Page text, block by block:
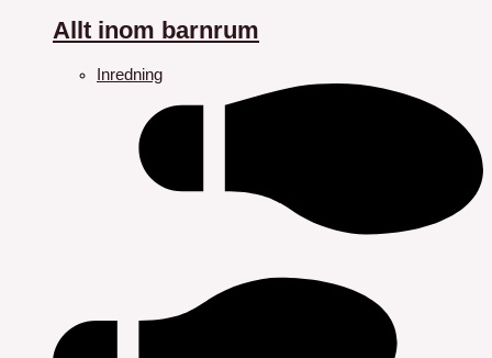
Allt inom barnrum
Inredning